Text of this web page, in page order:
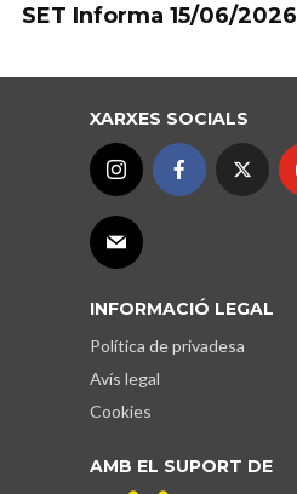
SET Informa 15/06/2026
XARXES SOCIALS
INFORMACIÓ LEGAL
Política de privadesa
Avís legal
Cookies
AMB EL SUPORT DE